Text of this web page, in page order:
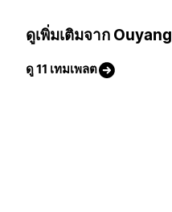
ดูเพิ่มเติมจาก Ouyang
ดู 11 เทมเพลต